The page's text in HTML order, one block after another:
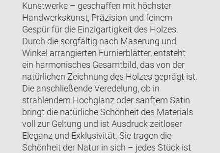
Kunstwerke – geschaffen mit höchster
Handwerkskunst, Präzision und feinem
Gespür für die Einzigartigkeit des Holzes.
Durch die sorgfältig nach Maserung und
Winkel arrangierten Furnierblätter, entsteht
ein harmonisches Gesamtbild, das von der
natürlichen Zeichnung des Holzes geprägt ist.
Die anschließende Veredelung, ob in
strahlendem Hochglanz oder sanftem Satin
bringt die natürliche Schönheit des Materials
voll zur Geltung und ist Ausdruck zeitloser
Eleganz und Exklusivität. Sie tragen die
Schönheit der Natur in sich – jedes Stück ist